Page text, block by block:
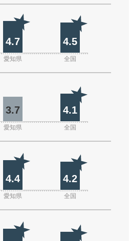
4.7 4.5
愛知県 全国
3.7 4.1
愛知県 全国
4.4 4.2
愛知県 全国